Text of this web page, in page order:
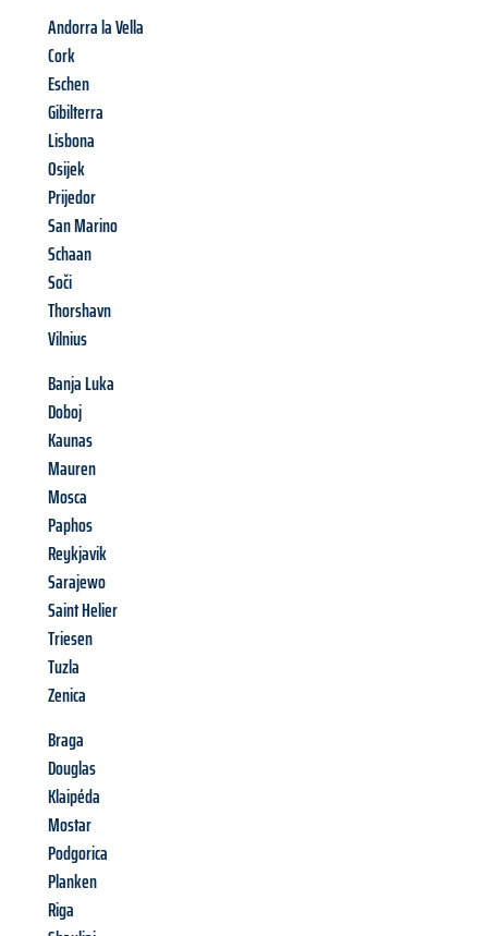
Andorra la Vella
Cork
Eschen
Gibilterra
Lisbona
Osijek
Prijedor
San Marino
Schaan
Soči
Thorshavn
Vilnius
Banja Luka
Doboj
Kaunas
Mauren
Mosca
Paphos
Reykjavik
Sarajewo
Saint Helier
Triesen
Tuzla
Zenica
Braga
Douglas
Klaipéda
Mostar
Podgorica
Planken
Riga